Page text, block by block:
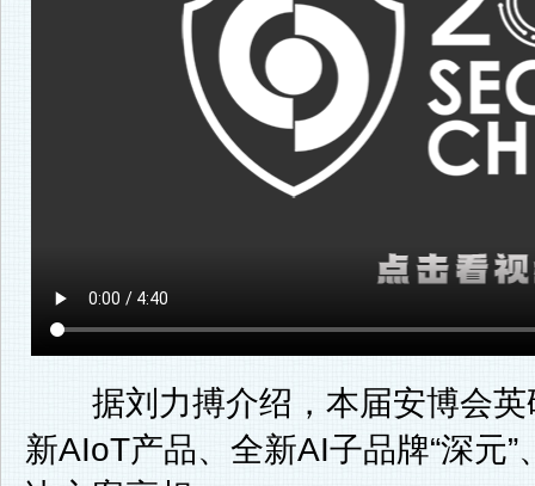
据刘力搏介绍，本届安博会英
新AIoT产品、全新AI子品牌“深元